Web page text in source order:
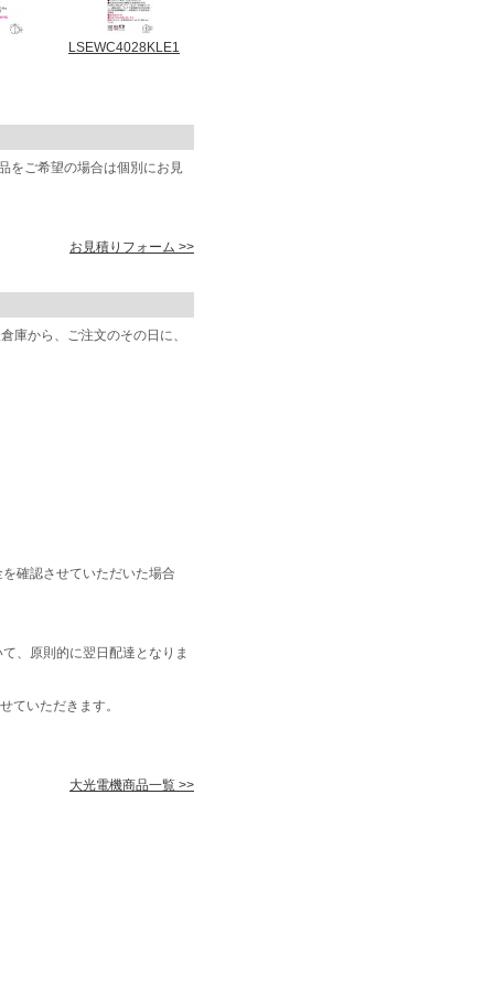
LSEWC4028KLE1
をご希望の場合は個別にお見
お見積りフォーム >>
から、ご注文のその日に、
確認させていただいた場合
、原則的に翌日配達となりま
ていただきます。
大光電機商品一覧 >>